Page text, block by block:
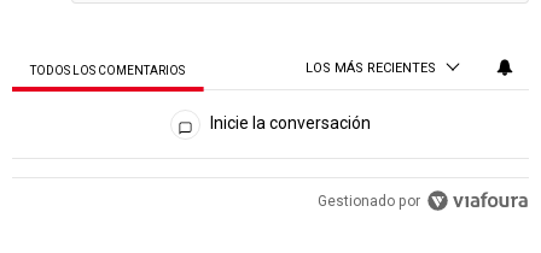
TODOS LOS COMENTARIOS LOS MÁS RECIENTES
Todos los comentarios
Inicie la conversación